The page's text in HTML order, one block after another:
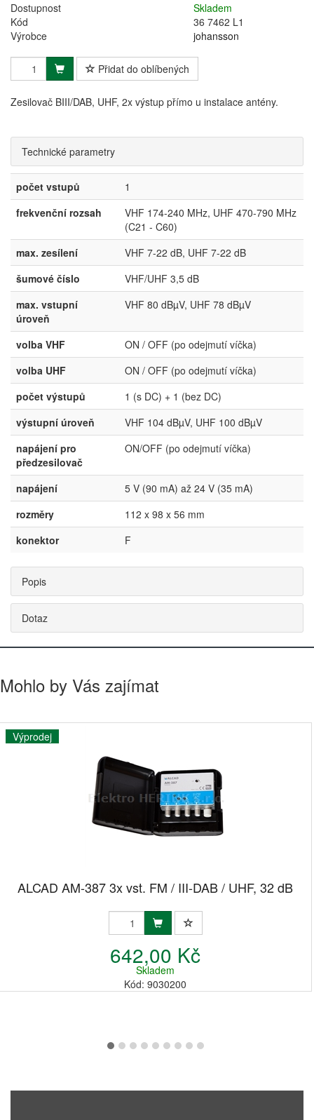
Dostupnost
Skladem
Kód
36 7462 L1
Výrobce
johansson
Přidat do oblíbených
Zesilovač BIII/DAB, UHF, 2x výstup přímo u instalace antény.
Technické parametry
počet vstupů
1
frekvenční rozsah
VHF 174-240 MHz, UHF 470-790 MHz
(C21 - C60)
max. zesílení
VHF 7-22 dB, UHF 7-22 dB
šumové číslo
VHF/UHF 3,5 dB
max. vstupní
úroveň
VHF 80 dBµV, UHF 78 dBµV
volba VHF
ON / OFF (po odejmutí víčka)
volba UHF
ON / OFF (po odejmutí víčka)
počet výstupů
1 (s DC) + 1 (bez DC)
výstupní úroveň
VHF 104 dBµV, UHF 100 dBµV
napájení pro
předzesilovač
ON/OFF (po odejmutí víčka)
napájení
5 V (90 mA) až 24 V (35 mA)
rozměry
112 x 98 x 56 mm
konektor
F
Popis
Dotaz
Mohlo by Vás zajímat
Výprodej
ALCAD AM-387 3x vst. FM / III-DAB / UHF, 32 dB
642,00 Kč
Skladem
Kód: 9030200